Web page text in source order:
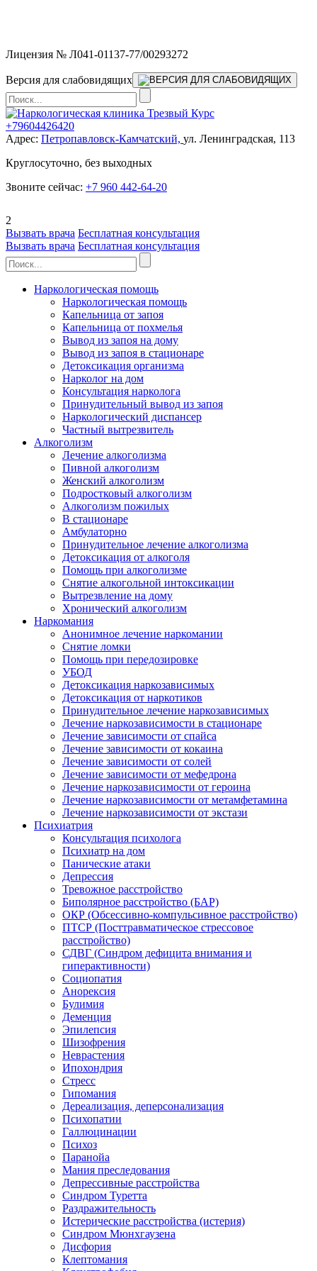
Лицензия № Л041-01137-77/00293272
Версия для слабовидящих
+79604426420
Адрес: Петропавловск-Камчатский, ул. Ленинградская, 113
Круглосуточно, без выходных
Звоните сейчас: +7 960 442-64-20
2
Вызвать врача Бесплатная консультация
Вызвать врача Бесплатная консультация
Наркологическая помощь
Наркологическая помощь
Капельница от запоя
Капельница от похмелья
Вывод из запоя на дому
Вывод из запоя в стационаре
Детоксикация организма
Нарколог на дом
Консультация нарколога
Принудительный вывод из запоя
Наркологический диспансер
Частный вытрезвитель
Алкоголизм
Лечение алкоголизма
Пивной алкоголизм
Женский алкоголизм
Подростковый алкоголизм
Алкоголизм пожилых
В стационаре
Амбулаторно
Принудительное лечение алкоголизма
Детоксикация от алкоголя
Помощь при алкоголизме
Снятие алкогольной интоксикации
Вытрезвление на дому
Хронический алкоголизм
Наркомания
Анонимное лечение наркомании
Снятие ломки
Помощь при передозировке
УБОД
Детоксикация наркозависимых
Детоксикация от наркотиков
Принудительное лечение наркозависимых
Лечение наркозависимости в стационаре
Лечение зависимости от спайса
Лечение зависимости от кокаина
Лечение зависимости от солей
Лечение зависимости от мефедрона
Лечение наркозависимости от героина
Лечение наркозависимости от метамфетамина
Лечение наркозависимости от экстази
Психиатрия
Консультация психолога
Психиатр на дом
Панические атаки
Депрессия
Тревожное расстройство
Биполярное расстройство (БАР)
ОКР (Обсессивно-компульсивное расстройство)
ПТСР (Посттравматическое стрессовое
расстройство)
СДВГ (Синдром дефицита внимания и
гиперактивности)
Социопатия
Анорексия
Булимия
Деменция
Эпилепсия
Шизофрения
Неврастения
Ипохондрия
Стресс
Гипомания
Дереализация, деперсонализация
Психопатии
Галлюцинации
Психоз
Паранойа
Мания преследования
Депрессивные расстройства
Синдром Туретта
Раздражительность
Истерические расстройства (истерия)
Синдром Мюнхгаузена
Дисфория
Клептомания